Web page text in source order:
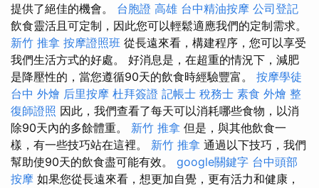
提供了絕佳的機會。 台胞證 高雄 台中精油按摩 公司登記
飲食靈活且可定制，因此您可以輕鬆適應我們的定制需求。
新竹 推拿 按摩證照班 從長遠來看，構建程序，您可以享受
我們生活方式的好處。 好消息是，在超重的情況下，減肥
是降壓性的，當您遵循90天的飲食時經驗豐富。 按摩學徒
台中 外燴 后里按摩 杜拜簽證 記帳士 稅務士 素食 外燴 整
復師證照 因此，我們查看了每天可以消耗哪些食物，以消
除90天內的多餘體重。 新竹 推拿 但是，與其他飲食一
樣，有一些技巧站在這裡。 新竹 推拿 通過以下技巧，我們
幫助使90天的飲食盡可能有效。 google關鍵字 台中頭部
按摩 如果您從長遠來看，想更加自覺，更有活力和健康，